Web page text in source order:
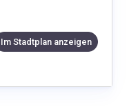
Im Stadtplan anzeigen